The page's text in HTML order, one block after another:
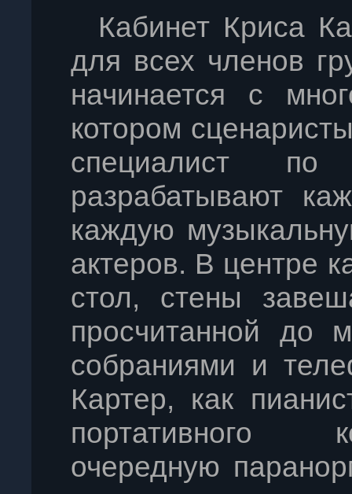
Кабинет Криса
для всех членов
начинается с
котором
специалист по
разрабатывают
каждую
актеров. В центре
стол, стены
просчитанной до
собраниями и
Картер, как
портативного
очередную